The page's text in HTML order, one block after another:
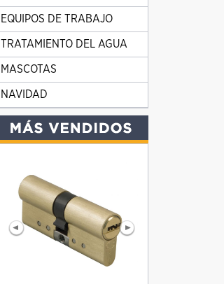
EQUIPOS DE TRABAJO
TRATAMIENTO DEL AGUA
MASCOTAS
NAVIDAD